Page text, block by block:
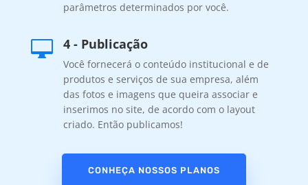
parâmetros determinados por você.
 4 - Publicação
Você fornecerá o conteúdo institucional e de
produtos e serviços de sua empresa, além
das fotos e imagens que queira associar e
inserimos no site, de acordo com o layout
criado. Então publicamos!
CONHEÇA NOSSOS PLANOS